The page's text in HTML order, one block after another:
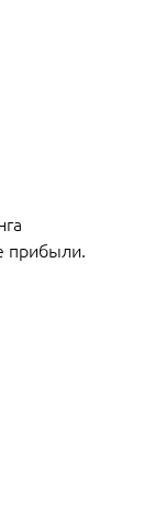
прибыли.